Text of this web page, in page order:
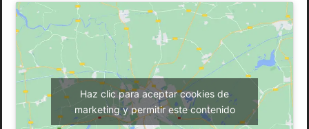
Haz clic para aceptar cookies de
marketing y permitir este contenido